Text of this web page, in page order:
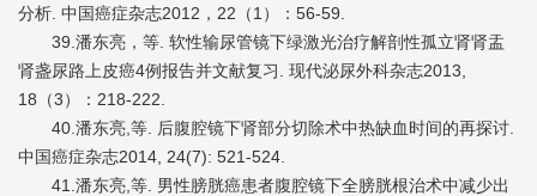
分析. 中国癌症杂志2012，22（1）：56-59.
39.潘东亮，等. 软性输尿管镜下绿激光治疗解剖性孤立肾肾盂
肾盏尿路上皮癌4例报告并文献复习. 现代泌尿外科杂志2013,
18（3）：218-222.
40.潘东亮,等. 后腹腔镜下肾部分切除术中热缺血时间的再探讨.
中国癌症杂志2014, 24(7): 521-524.
41.潘东亮,等. 男性膀胱癌患者腹腔镜下全膀胱根治术中减少出